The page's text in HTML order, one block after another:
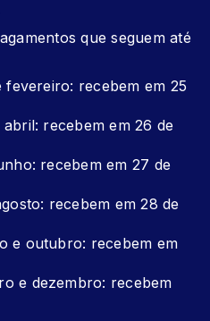
que seguem até
fevereiro: recebem em 25
recebem em 26 de
recebem em 27 de
recebem em 28 de
e outubro: recebem em
e dezembro: recebem